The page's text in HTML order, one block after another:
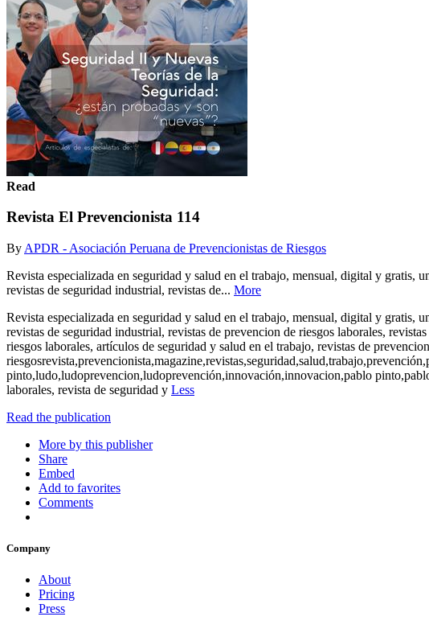
Read
Revista El Prevencionista 114
By APDR - Asociación Peruana de Prevencionistas de Riesgos
Revista especializada en seguridad y salud en el trabajo, mensual, digital y
revistas de seguridad industrial, revistas de... More
Revista especializada en seguridad y salud en el trabajo, mensual, digital y
revistas de seguridad industrial, revistas de prevencion de riesgos laborales,
riesgos laborales, artículos de seguridad y salud en el trabajo, revistas de
pinto,ludo,ludoprevencion,ludoprevención,innovación,innovacion,pablo
laborales, revista de seguridad y Less
Read the publication
More by this publisher
Share
Embed
Add to favorites
Comments
Company
About
Pricing
Press